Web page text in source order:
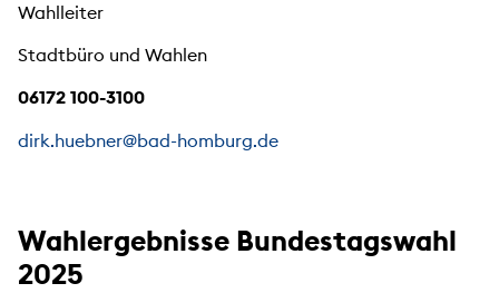
Wahlleiter
Stadtbüro und Wahlen
06172 100-3100
dirk.huebner@bad-homburg.de
Wahlergebnisse Bundestagswahl
2025